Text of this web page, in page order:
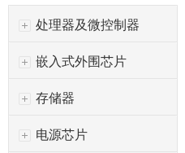
处理器及微控制器
嵌入式外围芯片
存储器
电源芯片